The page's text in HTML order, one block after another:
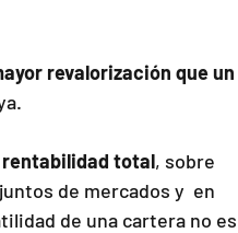
revalorización que un
rentabilidad total, sobre
de mercados y  en
de una cartera no es